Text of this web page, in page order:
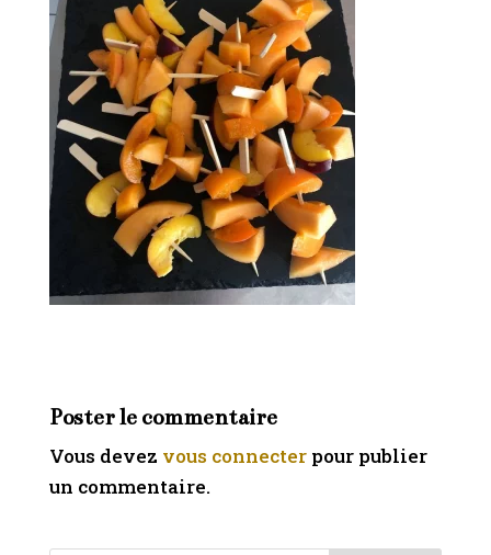
Poster le commentaire
Vous devez vous connecterpour publier
un commentaire.